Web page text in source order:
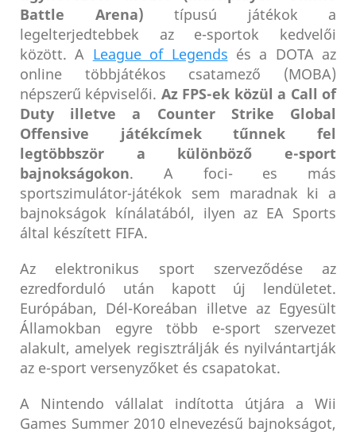
Battle Arena) típusú játékok a
legelterjedtebbek az e-sportok kedvelői
között. ALeague of Legendsés a DOTA az
online többjátékos csatamező (MOBA)
népszerű képviselői. Az FPS-ek közül a Call of
Duty illetve a Counter Strike Global
Offensive játékcímek tűnnek fel
legtöbbször a különböző e-sport
bajnokságokon. A foci- es más
sportszimulátor-játékok sem maradnak ki a
bajnokságok kínálatából, ilyen az EA Sports
által készített FIFA.
Az elektronikus sport szerveződése az
ezredforduló után kapott új lendületet.
Európában, Dél-Koreában illetve az Egyesült
Államokban egyre több e-sport szervezet
alakult, amelyek regisztrálják és nyilvántartják
az e-sport versenyzőket és csapatokat.
A Nintendo vállalat indította útjára a Wii
Games Summer 2010 elnevezésű bajnokságot,